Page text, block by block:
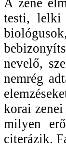
testi, lelki
nevelő,
nemrég
korai
milyen
citerázik.